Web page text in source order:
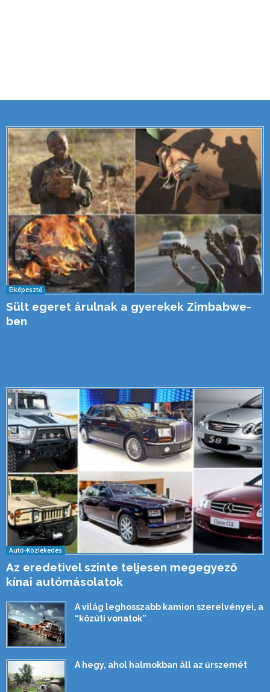
Elképesztő
Sült egeret árulnak a gyerekek Zimbabwe-
ben
Autó-Közlekedés
Az eredetivel szinte teljesen megegyező
kínai autómásolatok
A világ leghosszabb kamion szerelvényei, a
“közúti vonatok”
A hegy, ahol halmokban áll az űrszemét